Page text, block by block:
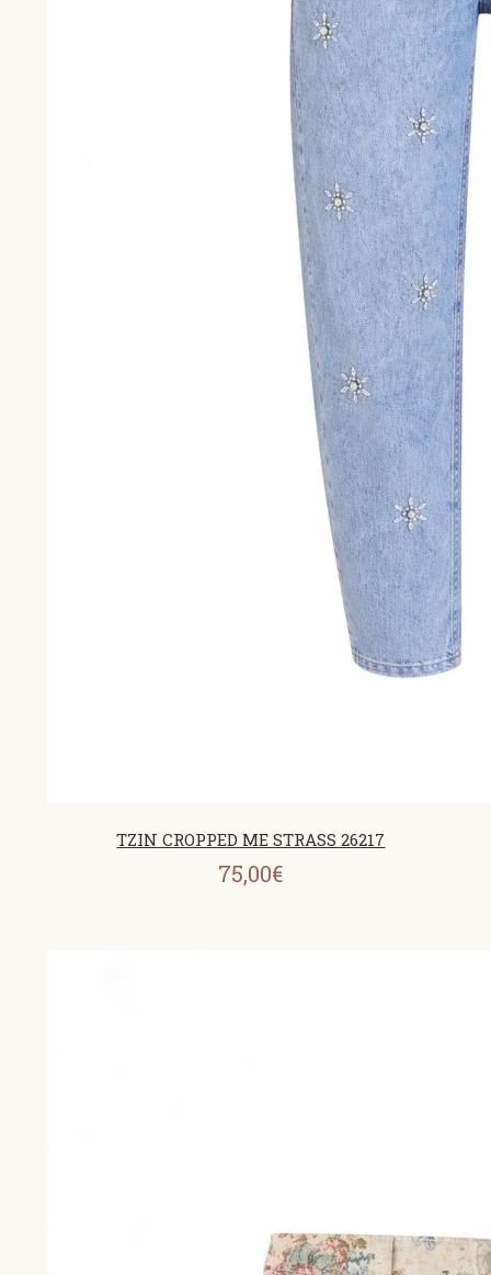
ΤΖΙΝ CROPPED ΜΕ STRASS 26217
75,00€